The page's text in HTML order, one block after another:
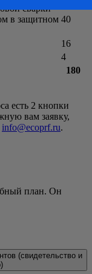
сварки
в защитном 40
16
4
180
есть 2 кнопки
вам заявку,
info@ecoprf.ru.
план. Он
(свидетельство и